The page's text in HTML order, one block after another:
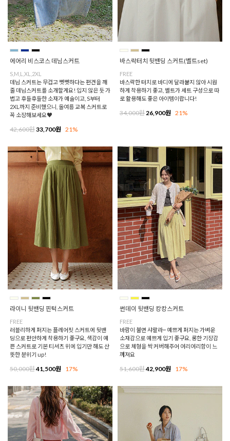
에어리 비스코스 데님스커트
S,M,L,XL,2XL
데님 스커트는 무겁고 뻣뻣하다는 편견을 깨
줄 데님스커트를 소개할게요! 입지 않은 듯 가
볍고 후들후들한 소재가 예술이고, S부터
2XL까지 준비했으니, 올여름 교복 스커트로
꼭 소장해보세요♥
42,600원33,700원 21%
바스락터치 뒷밴딩 스커트(벨트set)
FREE
바스락한 터치로 바디에 달라붙지 않아 시원
하게 착용하기 좋고, 벨트가 세트 구성으로 따
로 활용해도 좋은 아이템이랍니다!
34,000원 26,900원 21%
라이니 뒷밴딩 핀턱스커트
FREE
러블리하게 퍼지는 플레어핏 스커트에 뒷밴
딩으로 편안하게 착용하기 좋구요, 색감이 예
쁜 스커트로 기본 티셔츠 위에 입기만 해도 산
뜻한 분위기 up!
50,000원41,500원 17%
썬데이 뒷밴딩 캉캉스커트
FREE
바람이 불면 샤랄라~ 예쁘게 퍼지는 가벼운
소재감으로 예쁘게 입기 좋구요, 롱한 기장감
으로 체형을 싹 커버해주어 여리여리함이 느
껴져요
51,600원42,900원 17%